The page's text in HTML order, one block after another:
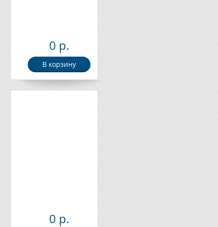
0 р.
В корзину
0 р.